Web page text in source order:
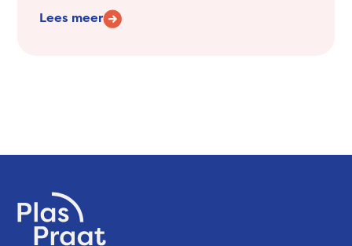
Lees meer